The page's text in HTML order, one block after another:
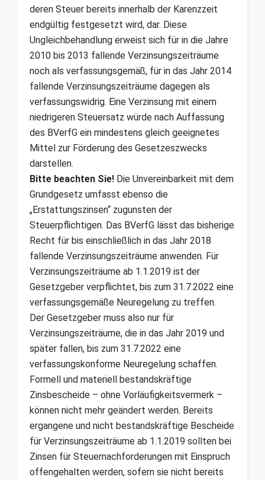
deren Steuer bereits innerhalb der Karenzzeit
endgültig festgesetzt wird, dar. Diese
Ungleichbehandlung erweist sich für in die Jahre
2010 bis 2013 fallende Verzinsungszeiträume
noch als verfassungsgemäß, für in das Jahr 2014
fallende Verzinsungszeiträume dagegen als
verfassungswidrig. Eine Verzinsung mit einem
niedrigeren Steuersatz würde nach Auffassung
des BVerfG ein mindestens gleich geeignetes
Mittel zur Förderung des Gesetzeszwecks
darstellen.
Bitte beachten Sie! Die Unvereinbarkeit mit dem
Grundgesetz umfasst ebenso die
„Erstattungszinsen“ zugunsten der
Steuerpflichtigen. Das BVerfG lässt das bisherige
Recht für bis einschließlich in das Jahr 2018
fallende Verzinsungszeiträume anwenden. Für
Verzinsungszeiträume ab 1.1.2019 ist der
Gesetzgeber verpflichtet, bis zum 31.7.2022 eine
verfassungsgemäße Neuregelung zu treffen.
Der Gesetzgeber muss also nur für
Verzinsungszeiträume, die in das Jahr 2019 und
später fallen, bis zum 31.7.2022 eine
verfassungskonforme Neuregelung schaffen.
Formell und materiell bestandskräftige
Zinsbescheide – ohne Vorläufigkeitsvermerk –
können nicht mehr geändert werden. Bereits
ergangene und nicht bestandskräftige Bescheide
für Verzins­ungszeiträume ab 1.1.2019 sollten bei
Zinsen für Steuernachforderungen mit Einspruch
offengehalten werden, sofern sie nicht bereits